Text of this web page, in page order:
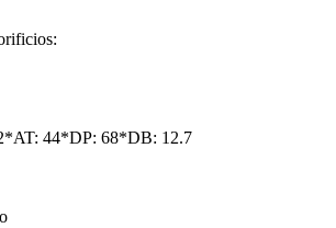
44*DP: 68*DB: 12.7